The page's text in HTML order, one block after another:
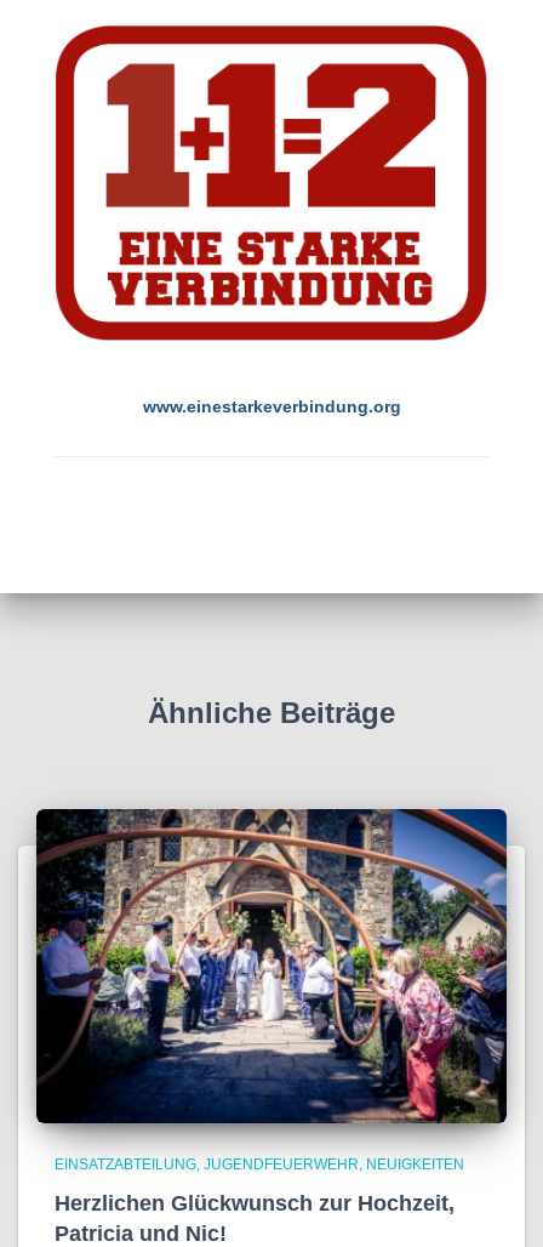
www.einestarkeverbindung.org
Ähnliche Beiträge
EINSATZABTEILUNG JUGENDFEUERWEHR NEUIGKEITEN
Herzlichen Glückwunsch zur Hochzeit,
Patricia und Nic!